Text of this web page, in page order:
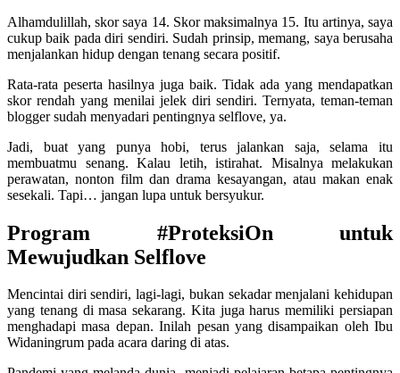
Alhamdulillah, skor saya 14. Skor maksimalnya 15. Itu artinya, saya
cukup baik pada diri sendiri. Sudah prinsip, memang, saya berusaha
menjalankan hidup dengan tenang secara positif.
Rata-rata peserta hasilnya juga baik. Tidak ada yang mendapatkan
skor rendah yang menilai jelek diri sendiri. Ternyata, teman-teman
blogger sudah menyadari pentingnya selflove, ya.
Jadi, buat yang punya hobi, terus jalankan saja, selama itu
membuatmu senang. Kalau letih, istirahat. Misalnya melakukan
perawatan, nonton film dan drama kesayangan, atau makan enak
sesekali. Tapi… jangan lupa untuk bersyukur.
Program #ProteksiOn untuk
Mewujudkan Selflove
Mencintai diri sendiri, lagi-lagi, bukan sekadar menjalani kehidupan
yang tenang di masa sekarang. Kita juga harus memiliki persiapan
menghadapi masa depan. Inilah pesan yang disampaikan oleh Ibu
Widaningrum pada acara daring di atas.